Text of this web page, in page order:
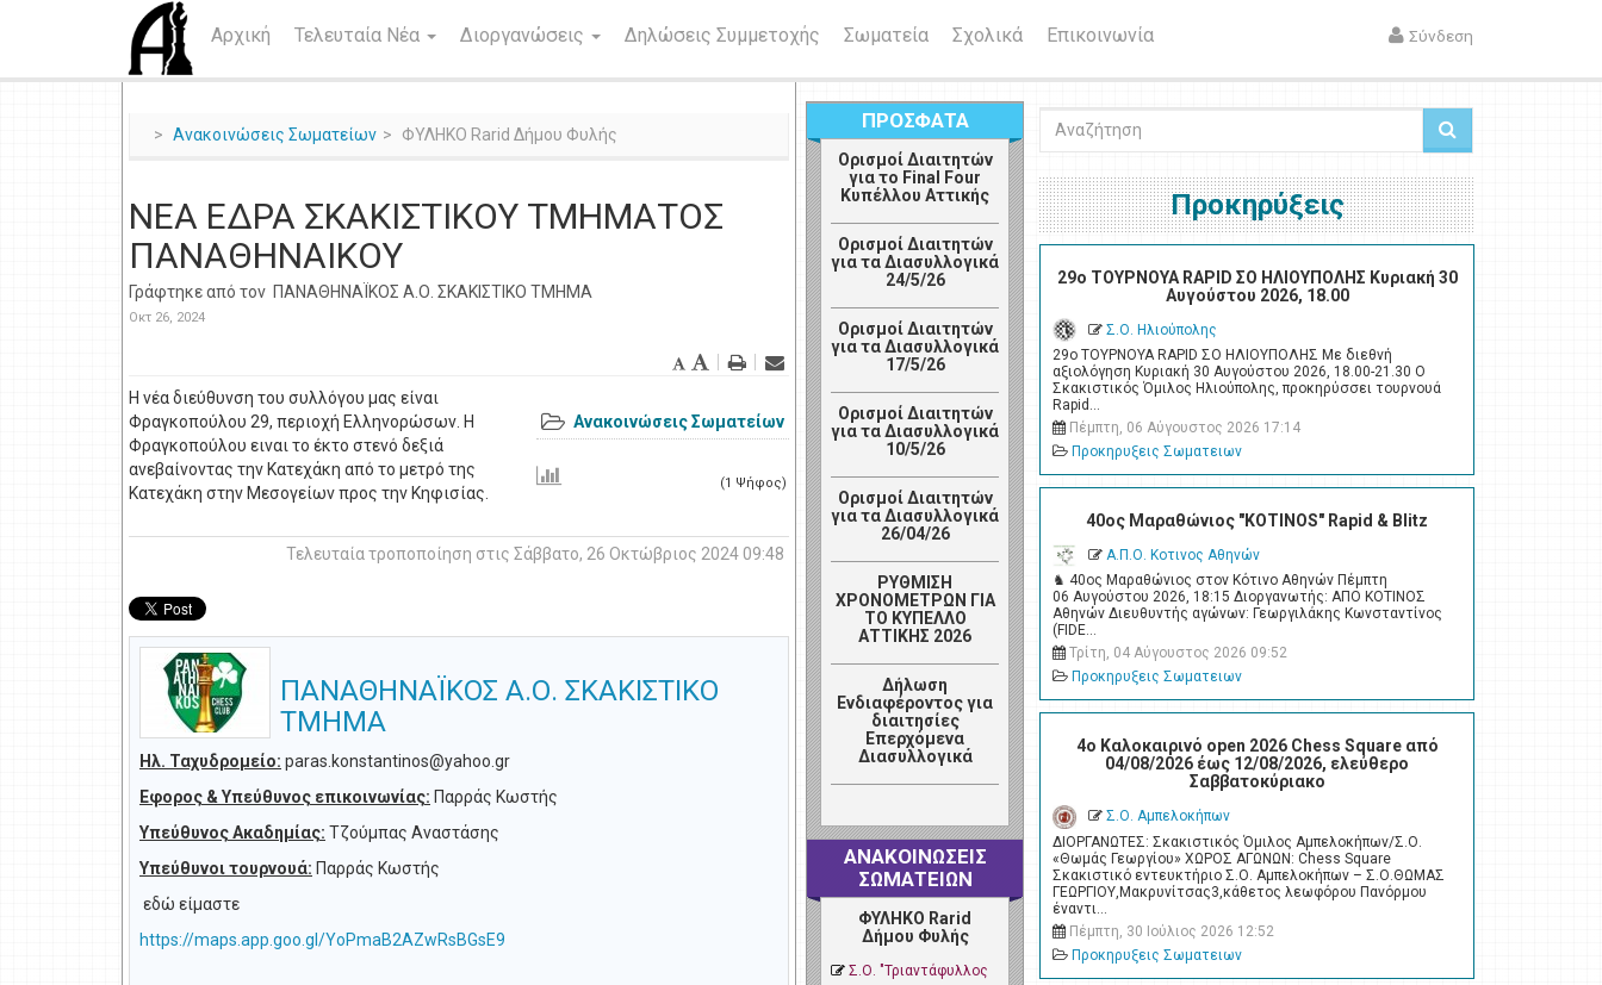
Αρχική Τελευταία Νέα Διοργανώσεις Δηλώσεις Συμμετοχής Σωματεία Σχολικά Επικοινωνία Σύνδεση
Ανακοινώσεις Σωματείων ΦΥΛΗΚΟ Rarid Δήμου Φυλής
ΝΕΑ ΕΔΡΑ ΣΚΑΚΙΣΤΙΚΟΥ ΤΜΗΜΑΤΟΣ
ΠΑΝΑΘΗΝΑΙΚΟΥ
Γράφτηκε από τον ΠΑΝΑΘΗΝΑΪΚΟΣ Α.Ο. ΣΚΑΚΙΣΤΙΚΟ ΤΜΗΜΑ
Οκτ 26, 2024
Ανακοινώσεις Σωματείων
(1 Ψήφος)
Η νέα διεύθυνση του συλλόγου μας είναι
Φραγκοπούλου 29, περιοχή Ελληνορώσων. Η
Φραγκοπούλου ειναι το έκτο στενό δεξιά
ανεβαίνοντας την Κατεχάκη από το μετρό της
Κατεχάκη στην Μεσογείων προς την Κηφισίας.
Τελευταία τροποποίηση στις Σάββατο, 26 Οκτώβριος 2024 09:48
ΠΑΝΑΘΗΝΑΪΚΟΣ Α.Ο. ΣΚΑΚΙΣΤΙΚΟ
ΤΜΗΜΑ
Ηλ. Ταχυδρομείο: paras.konstantinos@yahoo.gr
Εφορος & Υπεύθυνος επικοινωνίας: Παρράς Κωστής
Υπεύθυνος Ακαδημίας: Τζούμπας Αναστάσης
Υπεύθυνοι τουρνουά: Παρράς Κωστής
εδώ είμαστε
https://maps.app.goo.gl/YoPmaB2AZwRsBGsE9
ΠΡΟΣΦΑΤΑ
Ορισμοί Διαιτητών
για το Final Four
Κυπέλλου Αττικής
Ορισμοί Διαιτητών
για τα Διασυλλογικά
24/5/26
Ορισμοί Διαιτητών
για τα Διασυλλογικά
17/5/26
Ορισμοί Διαιτητών
για τα Διασυλλογικά
10/5/26
Ορισμοί Διαιτητών
για τα Διασυλλογικά
26/04/26
ΡΥΘΜΙΣΗ
ΧΡΟΝΟΜΕΤΡΩΝ ΓΙΑ
ΤΟ ΚΥΠΕΛΛΟ
ΑΤΤΙΚΗΣ 2026
Δήλωση
Ενδιαφέροντος για
διαιτησίες
Επερχόμενα
Διασυλλογικά
ΑΝΑΚΟΙΝΩΣΕΙΣ
ΣΩΜΑΤΕΙΩΝ
ΦΥΛΗΚΟ Rarid
Δήμου Φυλής
Σ.Ο. "Τριαντάφυλλος
Προκηρύξεις
29ο ΤΟΥΡΝΟΥΑ RAPID ΣΟ ΗΛΙΟΥΠΟΛΗΣ Κυριακή 30
Αυγούστου 2026, 18.00
Σ.Ο. Ηλιούπολης
29ο ΤΟΥΡΝΟΥΑ RAPID ΣΟ ΗΛΙΟΥΠΟΛΗΣ Με διεθνή
αξιολόγηση Κυριακή 30 Αυγούστου 2026, 18.00-21.30 Ο
Σκακιστικός Όμιλος Ηλιούπολης, προκηρύσσει τουρνουά
Rapid…
Πέμπτη, 06 Αύγουστος 2026 17:14
Προκηρυξεις Σωματειων
40ος Μαραθώνιος "KOTINOS" Rapid & Blitz
Α.Π.Ο. Κοτινος Αθηνών
♞ 40ος Μαραθώνιος στον Κότινο Αθηνών Πέμπτη
06 Αυγούστου 2026, 18:15 Διοργανωτής: ΑΠΟ ΚΟΤΙΝΟΣ
Αθηνών Διευθυντής αγώνων: Γεωργιλάκης Κωνσταντίνος
(FIDE…
Τρίτη, 04 Αύγουστος 2026 09:52
Προκηρυξεις Σωματειων
4o Καλοκαιρινό open 2026 Chess Square από
04/08/2026 έως 12/08/2026, ελεύθερο
Σαββατοκύριακο
Σ.Ο. Αμπελοκήπων
ΔΙΟΡΓΑΝΩΤΕΣ: Σκακιστικός Όμιλος Αμπελοκήπων/Σ.Ο.
«Θωμάς Γεωργίου» ΧΩΡΟΣ ΑΓΩΝΩΝ: Chess Square
Σκακιστικό εντευκτήριο Σ.Ο. Αμπελοκήπων – Σ.Ο.ΘΩΜΑΣ
ΓΕΩΡΓΙΟΥ,Μακρυνίτσας3,κάθετος λεωφόρου Πανόρμου
έναντι…
Πέμπτη, 30 Ιούλιος 2026 12:52
Προκηρυξεις Σωματειων